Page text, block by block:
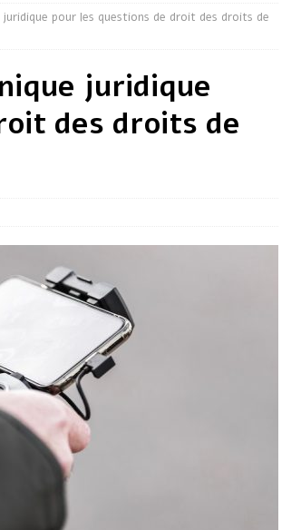
juridique pour les questions de droit des droits de
juridique
des droits de